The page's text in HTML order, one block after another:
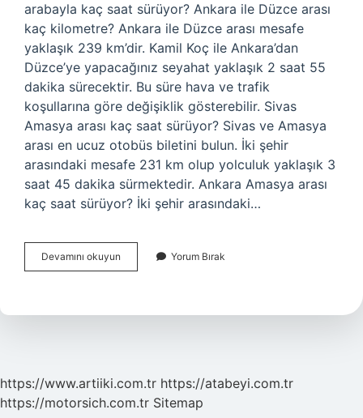
arabayla kaç saat sürüyor? Ankara ile Düzce arası
kaç kilometre? Ankara ile Düzce arası mesafe
yaklaşık 239 km’dir. Kamil Koç ile Ankara’dan
Düzce’ye yapacağınız seyahat yaklaşık 2 saat 55
dakika sürecektir. Bu süre hava ve trafik
koşullarına göre değişiklik gösterebilir. Sivas
Amasya arası kaç saat sürüyor? Sivas ve Amasya
arası en ucuz otobüs biletini bulun. İki şehir
arasındaki mesafe 231 km olup yolculuk yaklaşık 3
saat 45 dakika sürmektedir. Ankara Amasya arası
kaç saat sürüyor? İki şehir arasındaki…
Devamını okuyun
Amasya
Saat
Yorum Bırak
https://www.artiiki.com.tr https://atabeyi.com.tr
https://motorsich.com.tr Sitemap